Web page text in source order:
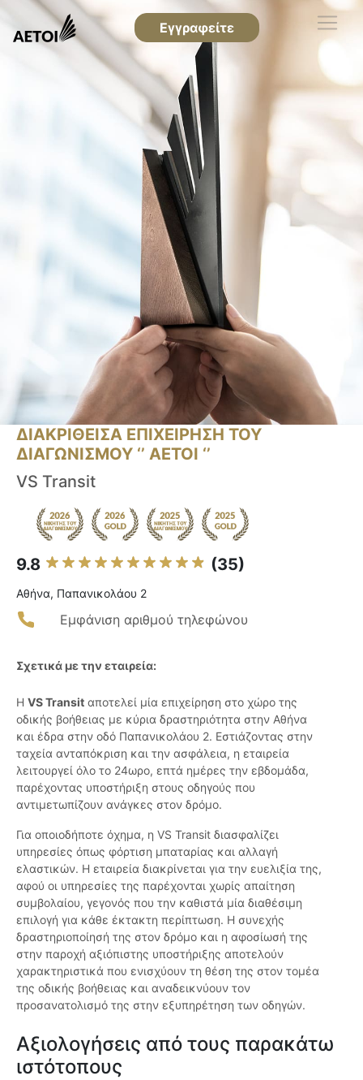
Εγγραφείτε
ΔΙΑΚΡΙΘΕΙΣΑ ΕΠΙΧΕΙΡΗΣΗ ΤΟΥ
ΔΙΑΓΩΝΙΣΜΟΥ ‘’ ΑΕΤΟΙ ‘’
VS Transit
9.8 (35)
Αθήνα, Παπανικολάου 2
Εμφάνιση αριθμού τηλεφώνου
Σχετικά με την εταιρεία:
Η VS Transit αποτελεί μία επιχείρηση στο χώρο της
οδικής βοήθειας με κύρια δραστηριότητα στην Αθήνα
και έδρα στην οδό Παπανικολάου 2. Εστιάζοντας στην
ταχεία ανταπόκριση και την ασφάλεια, η εταιρεία
λειτουργεί όλο το 24ωρο, επτά ημέρες την εβδομάδα,
παρέχοντας υποστήριξη στους οδηγούς που
αντιμετωπίζουν ανάγκες στον δρόμο.
Για οποιοδήποτε όχημα, η VS Transit διασφαλίζει
υπηρεσίες όπως φόρτιση μπαταρίας και αλλαγή
ελαστικών. Η εταιρεία διακρίνεται για την ευελιξία της,
αφού οι υπηρεσίες της παρέχονται χωρίς απαίτηση
συμβολαίου, γεγονός που την καθιστά μία διαθέσιμη
επιλογή για κάθε έκτακτη περίπτωση. Η συνεχής
δραστηριοποίησή της στον δρόμο και η αφοσίωσή της
στην παροχή αξιόπιστης υποστήριξης αποτελούν
χαρακτηριστικά που ενισχύουν τη θέση της στον τομέα
της οδικής βοήθειας και αναδεικνύουν τον
προσανατολισμό της στην εξυπηρέτηση των οδηγών.
Αξιολογήσεις από τους παρακάτω
ιστότοπους